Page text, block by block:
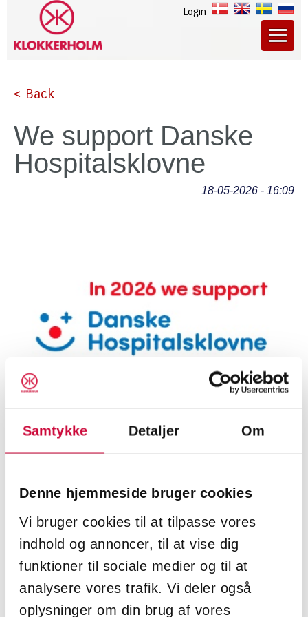
Samtykke Detaljer Om
Denne hjemmeside bruger cookies
Vi bruger cookies til at tilpasse vores
indhold og annoncer, til at vise dig
funktioner til sociale medier og til at
analysere vores trafik. Vi deler også
oplysninger om din brug af vores
Login
< Back
We support Danske
Hospitalsklovne
18-05-2026 - 16:09
Klokkerholm is a proud clown sponsor of
Danske Hospitalsklovne, who every day bring
and young people when hospital life is difficult.
A red nose cannot take illness away, but it can
give strength, courage and a moment of calm.
We are pleased to support this important work.